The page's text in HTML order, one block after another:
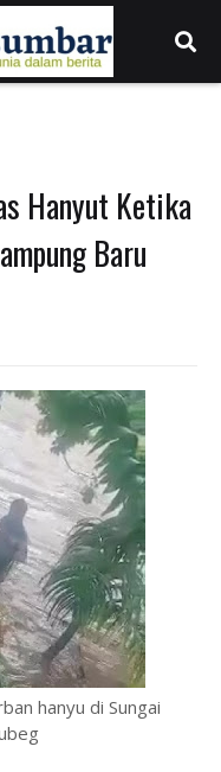
Hanyut Ketika
Baru
hanyu di Sungai